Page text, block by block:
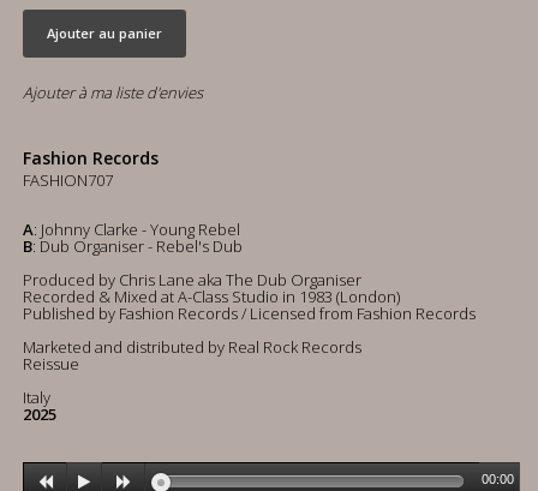
Ajouter au panier
Ajouter à ma liste d'envies
Fashion Records
FASHION707
A: Johnny Clarke - Young Rebel
B: Dub Organiser - Rebel's Dub
Produced by Chris Lane aka The Dub Organiser
Recorded & Mixed at A-Class Studio in 1983 (London)
Published by Fashion Records / Licensed from Fashion Records
Marketed and distributed by Real Rock Records
Reissue
Italy
2025
00:00